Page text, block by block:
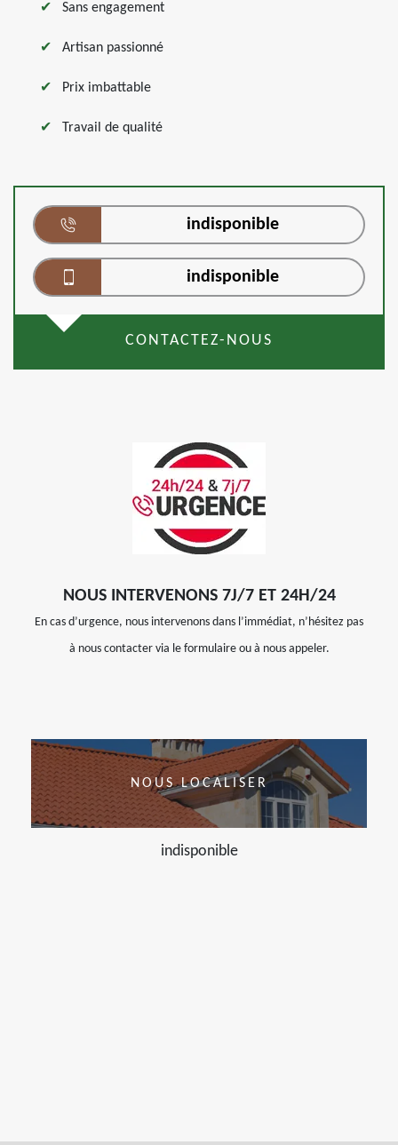
Sans engagement
Artisan passionné
Prix imbattable
Travail de qualité
indisponible
indisponible
CONTACTEZ-NOUS
NOUS INTERVENONS 7J/7 ET 24H/24
En cas d’urgence, nous intervenons dans l’immédiat, n’hésitez pas
à nous contacter via le formulaire ou à nous appeler.
NOUS LOCALISER
indisponible